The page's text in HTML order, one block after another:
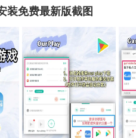
装免费最新版截图